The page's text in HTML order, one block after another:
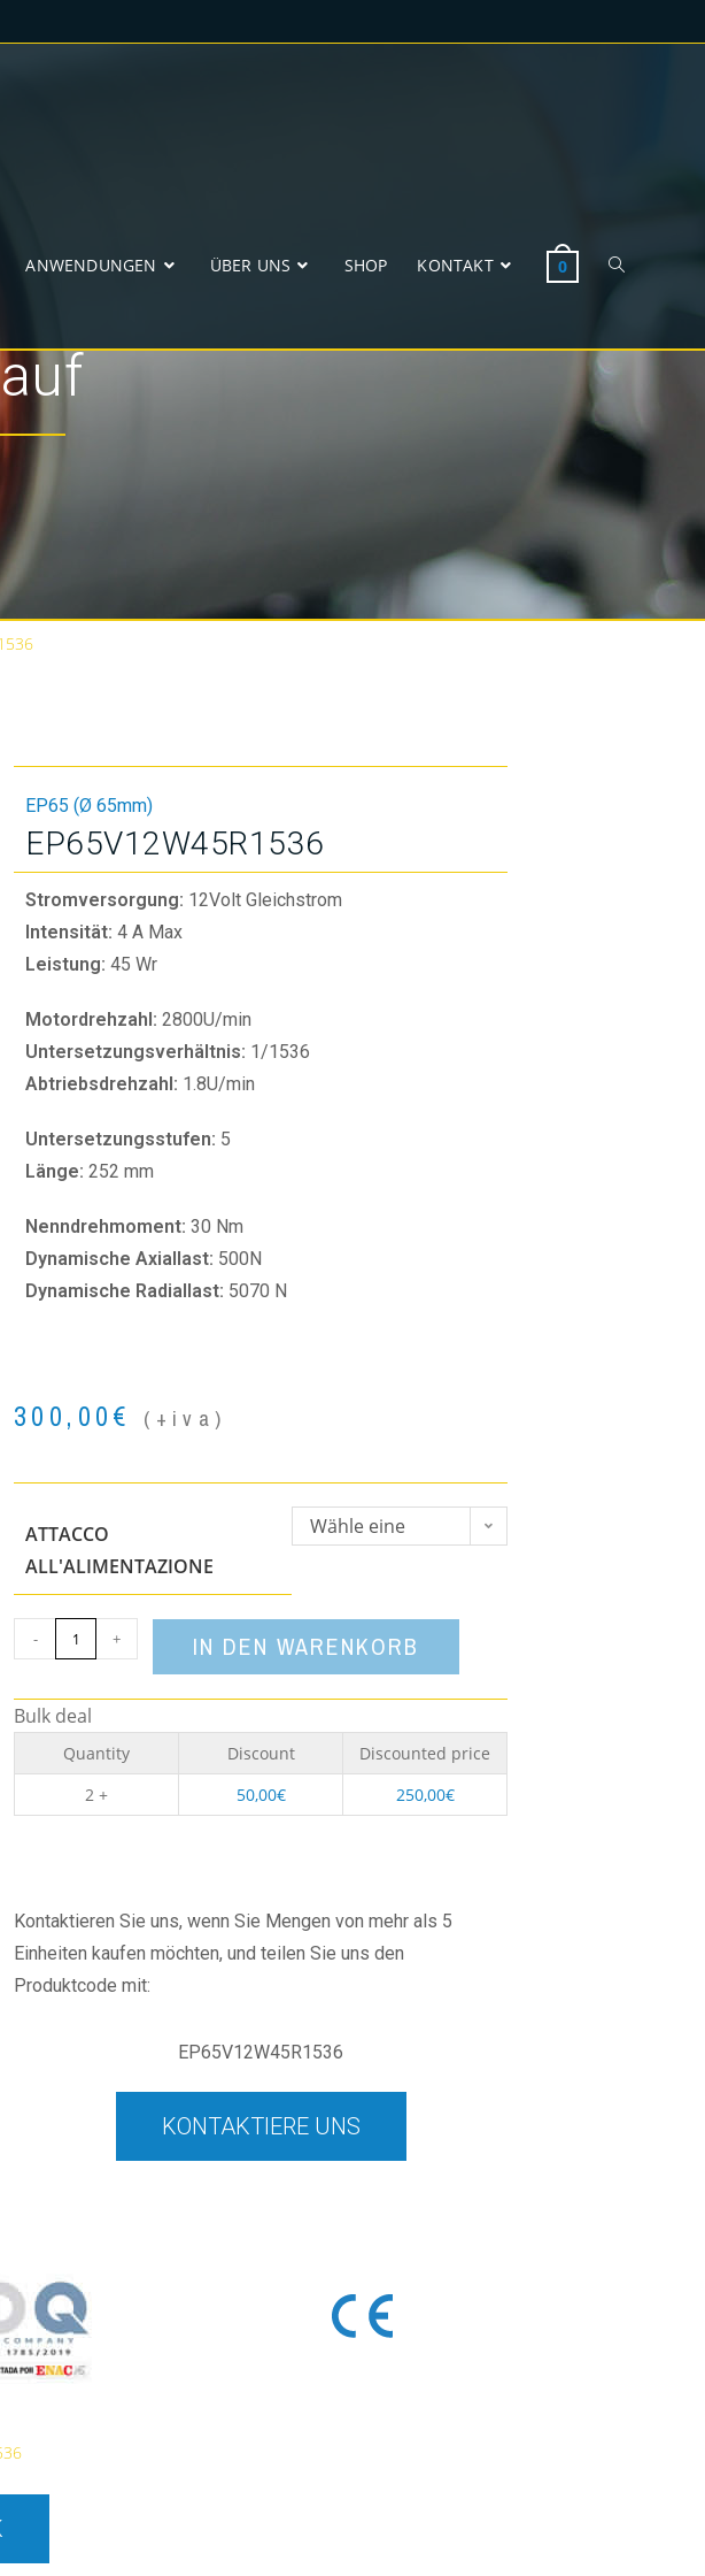
ANWENDUNGEN ÜBER UNS SHOP KONTAKT 0
EP65 (Ø 65mm)
EP65V12W45R1536
Stromversorgung: 12Volt Gleichstrom
Intensität: 4 A Max
Leistung: 45 Wr
Motordrehzahl: 2800U/min
Untersetzungsverhältnis: 1/1536
Abtriebsdrehzahl: 1.8U/min
Untersetzungsstufen: 5
Länge: 252 mm
Nenndrehmoment: 30 Nm
Dynamische Axiallast: 500N
Dynamische Radiallast: 5070 N
300,00€ (+iva)
ATTACCO
ALL'ALIMENTAZIONE
Wähle eine
- + IN DEN WARENKORB
Bulk deal
Quantity Discount
Discounted price
2 +
50,00€ 250,00€
Kontaktieren Sie uns, wenn Sie Mengen von mehr als 5
Einheiten kaufen möchten, und teilen Sie uns den
Produktcode mit:
EP65V12W45R1536
KONTAKTIERE UNS